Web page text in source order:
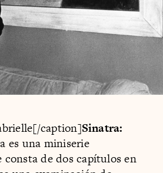
caption]Sinatra:
es una miniserie
de dos capítulos en